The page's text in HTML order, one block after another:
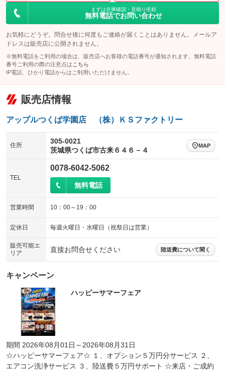
まずは在庫確認・見積り依頼
無料電話でお問い合わせ
お気軽にどうぞ。問合せ後に何度もご連絡が届くことはありません。メールア
ドレスは販売店に公開されません。
※無料電話をご利用の場合は、販売店へお客様の電話番号が通知されます。無料電話
番号ご利用の際の注意点は こちら
IP電話、ひかり電話からはご利用いただけません。
販売店情報
アップルつくば学園店 （株）ＫＳファクトリー
住所
305-0021
茨城県つくば市古来６４６－４
MAP
TEL
0078-6042-5062
無料電話
営業時間 10：00～19：00
定休日 毎週火曜日・水曜日（祝祭日は営業）
販売可能エ
リア
直接お問合せください 陸送費について聞く
キャンペーン
ハッピーサマーフェア
期間 2026年08月01日～2026年08月31日
☆ハッピーサマーフェア☆ １、オプション５万円分サービス ２、
エアコン洗浄サービス ３、陸送費５万円サポート ☆来店・ご成約